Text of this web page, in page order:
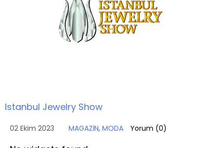
Istanbul Jewelry Show
02 Ekim 2023 MAGAZİN, MODA Yorum (0)